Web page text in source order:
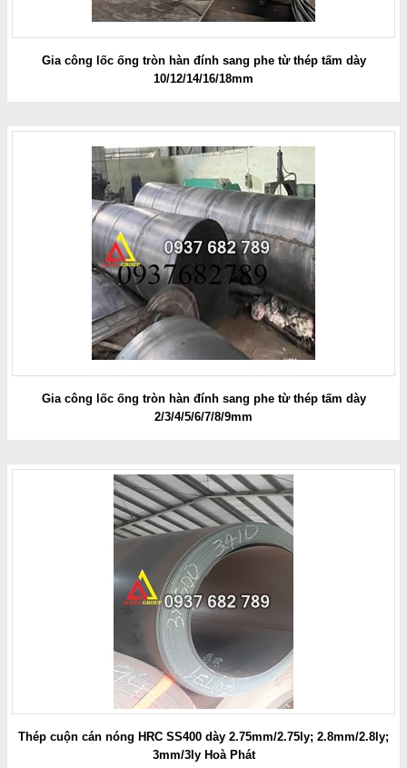
Gia công lốc ống tròn hàn đính sang phe từ thép tấm dày
10/12/14/16/18mm
Gia công lốc ống tròn hàn đính sang phe từ thép tấm dày
2/3/4/5/6/7/8/9mm
Thép cuộn cán nóng HRC SS400 dày 2.75mm/2.75ly; 2.8mm/2.8ly;
3mm/3ly Hoà Phát